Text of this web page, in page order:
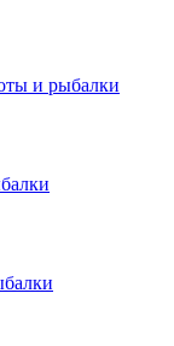
и рыбалки